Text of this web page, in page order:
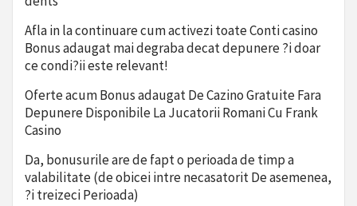
Afla in la continuare cum activezi toate Conti casino
Bonus adaugat mai degraba decat depunere ?i doar
ce condi?ii este relevant!
Oferte acum Bonus adaugat De Cazino Gratuite Fara
Depunere Disponibile La Jucatorii Romani Cu Frank
Casino
Da, bonusurile are de fapt o perioada de timp a
valabilitate (de obicei intre necasatorit De asemenea,
?i treizeci Perioada)